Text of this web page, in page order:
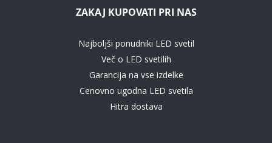
ZAKAJ KUPOVATI PRI NAS
Najboljši ponudniki LED svetil
Več o LED svetilih
Garancija na vse izdelke
Cenovno ugodna LED svetila
Hitra dostava